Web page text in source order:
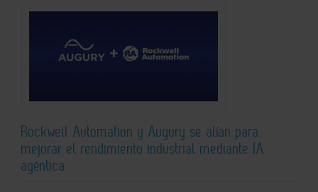
Rockwell Automation y Augury se alían para
mejorar el rendimiento industrial mediante IA
agéntica